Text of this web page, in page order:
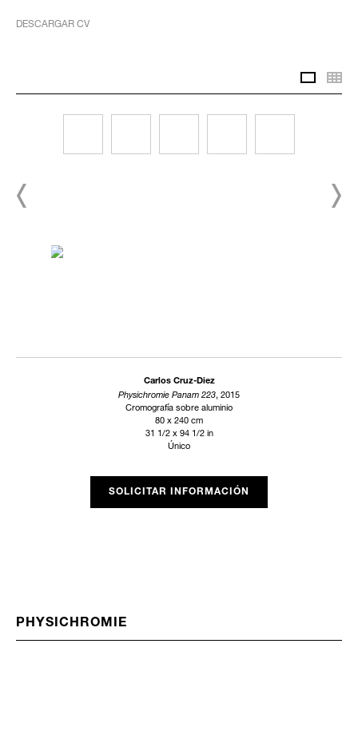
DESCARGAR CV
Carlos Cruz-Diez
Physichromie Panam 223, 2015
Cromografía sobre aluminio
80 x 240 cm
31 1/2 x 94 1/2 in
Único
SOLICITAR INFORMACIÓN
PHYSICHROMIE